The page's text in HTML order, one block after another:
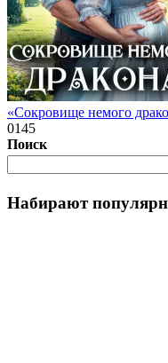
«Сокровище немого
0145
Поиск
Набирают